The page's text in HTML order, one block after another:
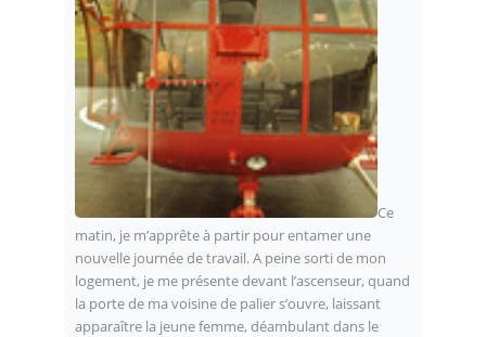
Ce
matin, je m’apprête à partir pour entamer une
nouvelle journée de travail. A peine sorti de mon
logement, je me présente devant l’ascenseur, quand
la porte de ma voisine de palier s’ouvre, laissant
apparaître la jeune femme, déambulant dans le